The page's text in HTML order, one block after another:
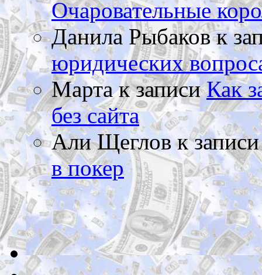
Очаровательные
Данила Рыбаковк
юридических
Мартак записиКак
без сайта
Али Щегловк
в покер